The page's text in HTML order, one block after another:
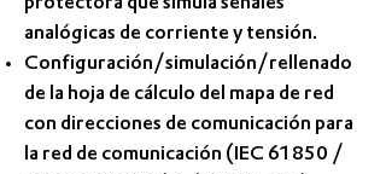
analógicas de corriente y tensión.
Configuración/simulación/rellenado
de la hoja de cálculo del mapa de red
con direcciones de comunicación para
la red de comunicación (IEC 61850 /